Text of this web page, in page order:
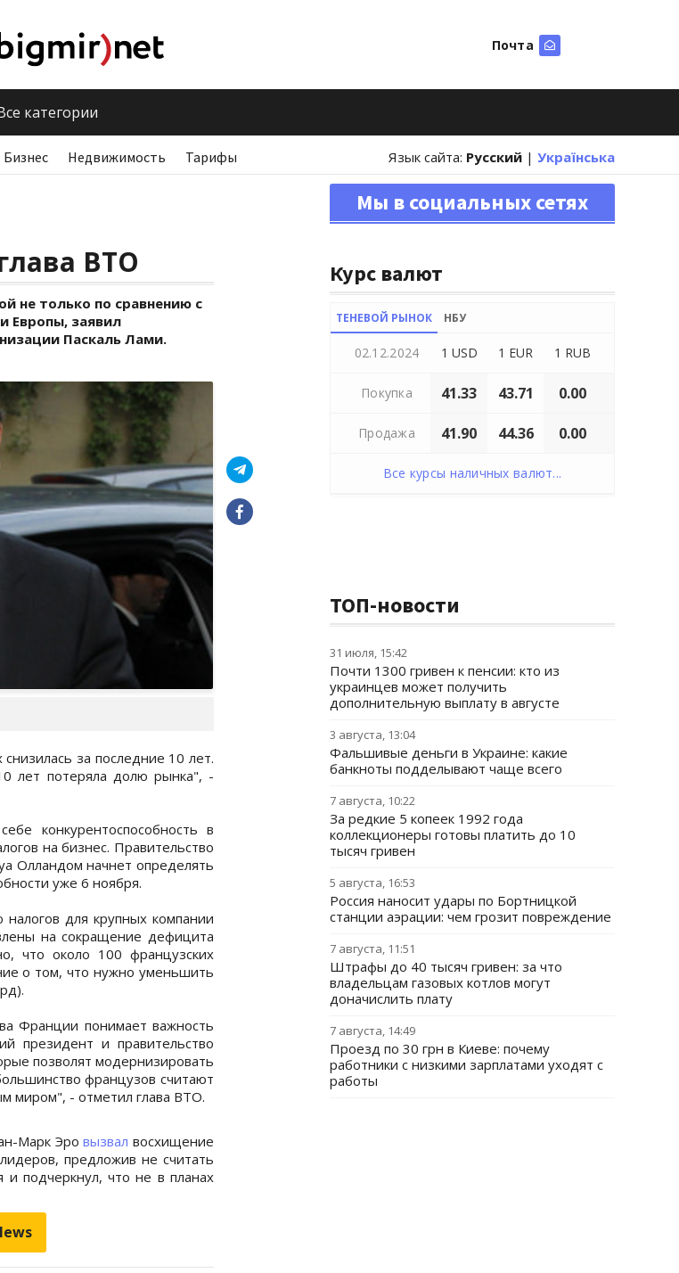
Почта
категории
Бизнес Недвижимость Тарифы Язык сайта: Русский | Українська
ВТО
не только по сравнению с
Европы, заявил
Паскаль Лами.
за последние 10 лет.
лет потеряла долю рынка", -
конкурентоспособность в
на бизнес. Правительство
Олландом начнет определять
уже 6 ноября.
для крупных компании
на сокращение дефицита
что около 100 французских
о том, что нужно уменьшить
Франции понимает важность
президент и правительство
позволят модернизировать
французов считают
миром", - отметил глава ВТО.
Марк Эровызвал восхищение
предложив не считать
подчеркнул, что не в планах
Мы в социальных сетях
Курс валют
ТЕНЕВОЙ РЫНОК НБУ
02.12.2024 1 USD 1 EUR 1 RUB
Покупка 41.33 43.71 0.00
Продажа 41.90 44.36 0.00
Все курсы наличных валют...
ТОП-новости
31 июля, 15:42
Почти 1300 гривен к пенсии: кто из
украинцев может получить
дополнительную выплату в августе
3 августа, 13:04
Фальшивые деньги в Украине: какие
банкноты подделывают чаще всего
7 августа, 10:22
За редкие 5 копеек 1992 года
коллекционеры готовы платить до 10
тысяч гривен
5 августа, 16:53
Россия наносит удары по Бортницкой
станции аэрации: чем грозит повреждение
7 августа, 11:51
Штрафы до 40 тысяч гривен: за что
владельцам газовых котлов могут
доначислить плату
7 августа, 14:49
Проезд по 30 грн в Киеве: почему
работники с низкими зарплатами уходят с
работы